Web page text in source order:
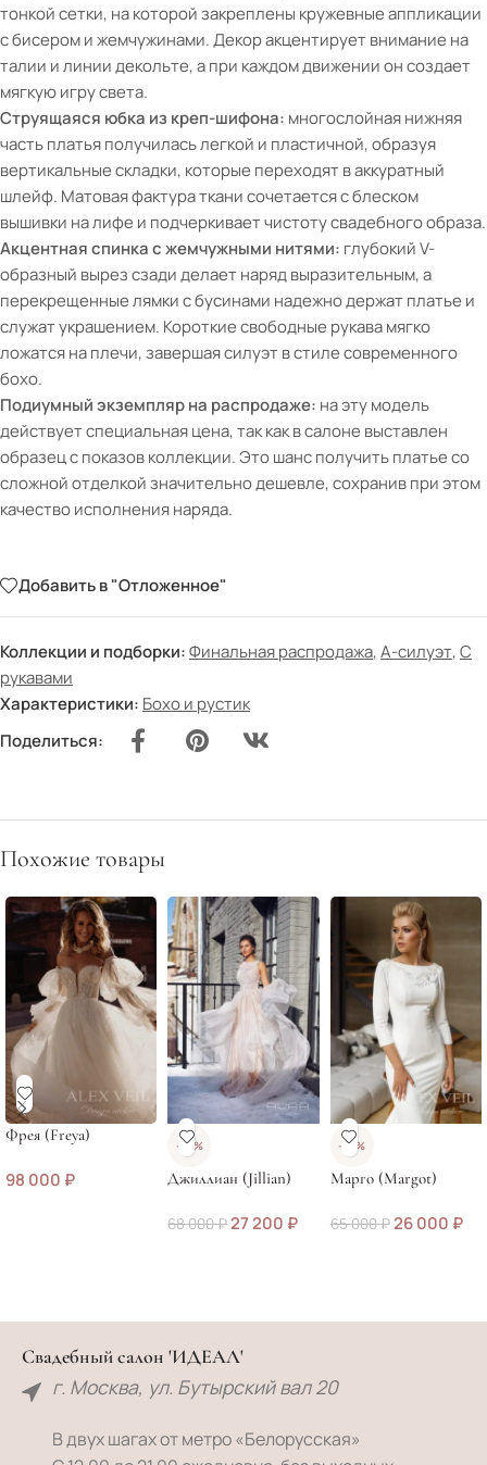
тонкой сетки, на которой закреплены кружевные аппликации
с бисером и жемчужинами. Декор акцентирует внимание на
талии и линии декольте, а при каждом движении он создает
мягкую игру света.
Струящаяся юбка из креп-шифона: многослойная нижняя
часть платья получилась легкой и пластичной, образуя
вертикальные складки, которые переходят в аккуратный
шлейф. Матовая фактура ткани сочетается с блеском
вышивки на лифе и подчеркивает чистоту свадебного образа.
Акцентная спинка с жемчужными нитями: глубокий V-
образный вырез сзади делает наряд выразительным, а
перекрещенные лямки с бусинами надежно держат платье и
служат украшением. Короткие свободные рукава мягко
ложатся на плечи, завершая силуэт в стиле современного
бохо.
Подиумный экземпляр на распродаже: на эту модель
действует специальная цена, так как в салоне выставлен
образец с показов коллекции. Это шанс получить платье со
сложной отделкой значительно дешевле, сохранив при этом
качество исполнения наряда.
Добавить в "Отложенное"
Коллекции и подборки:Финальная распродажа,А-силуэт,С
рукавами
Характеристики: Бохо и рустик
Поделиться:
Похожие товары
Фрея (Freya)
98 000 ₽
-60%
Джиллиан (Jillian)
68 000₽27 200 ₽
-60%
Марго (Margot)
65 000₽26 000 ₽
Свадебный салон 'ИДЕАЛ'
г. Москва, ул. Бутырский вал 20
В двух шагах от метро «Белорусская»